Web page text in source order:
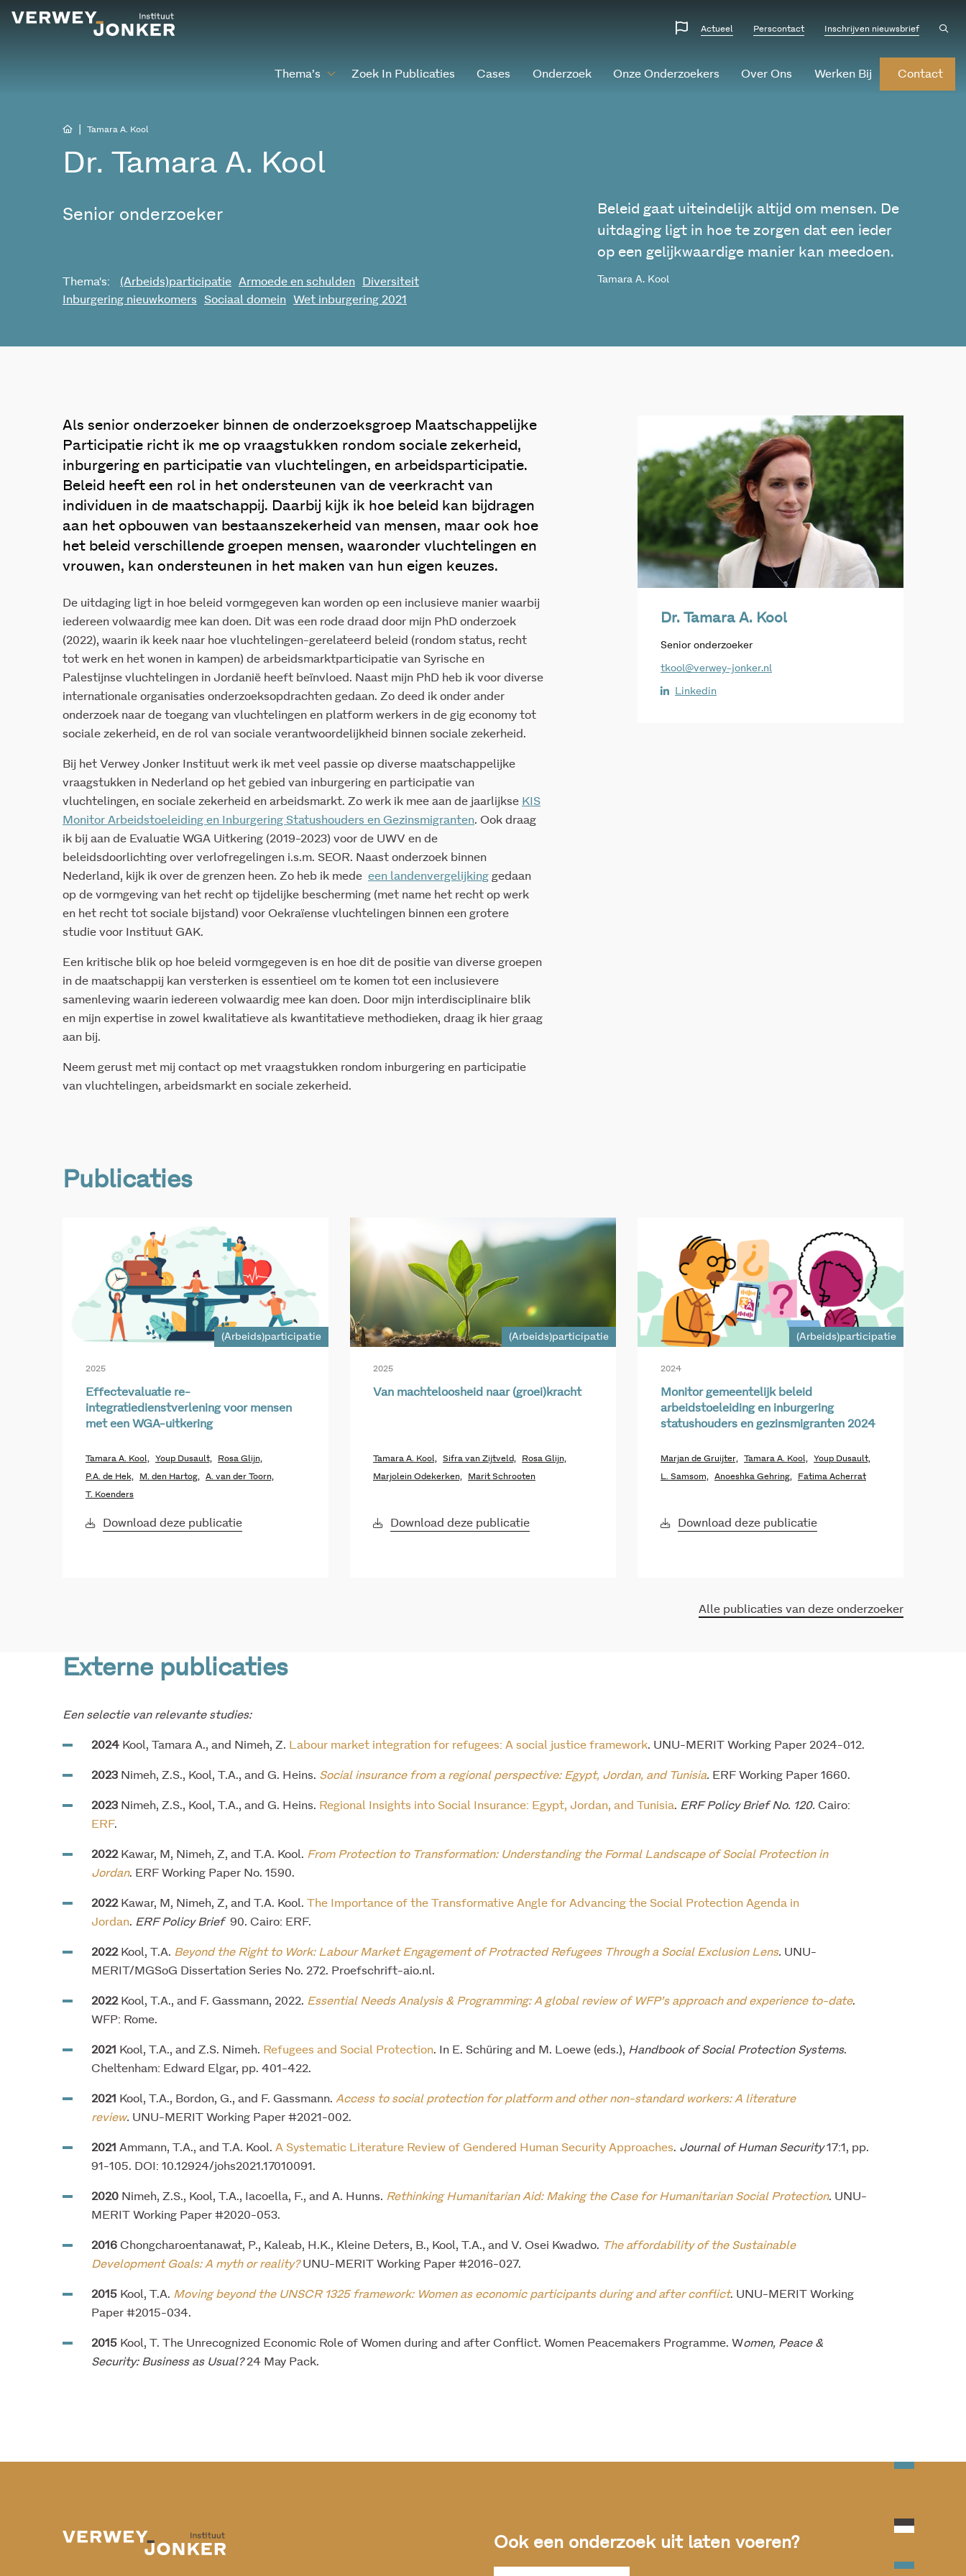
Website
Actueel Perscontact Inschrijven nieuwsbrief
Thema’s Zoek In Publicaties Cases Onderzoek Onze Onderzoekers Over Ons Werken Bij Contact
Tamara A. Kool
Dr. Tamara A. Kool
Senior onderzoeker
Thema's: (Arbeids)participatie Armoede en schulden
Diversiteit
Inburgering nieuwkomers
Sociaal domein Wet inburgering 2021
Beleid gaat uiteindelijk altijd om mensen. De
uitdaging ligt in hoe te zorgen dat een ieder
op een gelijkwaardige manier kan meedoen.
Tamara A. Kool
Als senior onderzoeker binnen de onderzoeksgroep Maatschappelijke
Participatie richt ik me op vraagstukken rondom sociale zekerheid,
inburgering en participatie van vluchtelingen, en arbeidsparticipatie.
Beleid heeft een rol in het ondersteunen van de veerkracht van
individuen in de maatschappij. Daarbij kijk ik hoe beleid kan bijdragen
aan het opbouwen van bestaanszekerheid van mensen, maar ook hoe
het beleid verschillende groepen mensen, waaronder vluchtelingen en
vrouwen, kan ondersteunen in het maken van hun eigen keuzes.
De uitdaging ligt in hoe beleid vormgegeven kan worden op een inclusieve manier waarbij
iedereen volwaardig mee kan doen. Dit was een rode draad door mijn PhD onderzoek
(2022), waarin ik keek naar hoe vluchtelingen-gerelateerd beleid (rondom status, recht
tot werk en het wonen in kampen) de arbeidsmarktparticipatie van Syrische en
Palestijnse vluchtelingen in Jordanië heeft beïnvloed. Naast mijn PhD heb ik voor diverse
internationale organisaties onderzoeksopdrachten gedaan. Zo deed ik onder ander
onderzoek naar de toegang van vluchtelingen en platform werkers in de gig economy tot
sociale zekerheid, en de rol van sociale verantwoordelijkheid binnen sociale zekerheid.
Bij het Verwey Jonker Instituut werk ik met veel passie op diverse maatschappelijke
vraagstukken in Nederland op het gebied van inburgering en participatie van
vluchtelingen, en sociale zekerheid en arbeidsmarkt. Zo werk ik mee aan de jaarlijkse KIS
Monitor Arbeidstoeleiding en Inburgering Statushouders en Gezinsmigranten. Ook draag
ik bij aan de Evaluatie WGA Uitkering (2019-2023) voor de UWV en de
beleidsdoorlichting over verlofregelingen i.s.m. SEOR. Naast onderzoek binnen
Nederland, kijk ik over de grenzen heen. Zo heb ik mede een landenvergelijking gedaan
op de vormgeving van het recht op tijdelijke bescherming (met name het recht op werk
en het recht tot sociale bijstand) voor Oekraïense vluchtelingen binnen een grotere
studie voor Instituut GAK.
Een kritische blik op hoe beleid vormgegeven is en hoe dit de positie van diverse groepen
in de maatschappij kan versterken is essentieel om te komen tot een inclusievere
samenleving waarin iedereen volwaardig mee kan doen. Door mijn interdisciplinaire blik
en mijn expertise in zowel kwalitatieve als kwantitatieve methodieken, draag ik hier graag
aan bij.
Neem gerust met mij contact op met vraagstukken rondom inburgering en participatie
van vluchtelingen, arbeidsmarkt en sociale zekerheid.
Dr. Tamara A. Kool
Senior onderzoeker
tkool@verwey-jonker.nl
Linkedin
Publicaties
(Arbeids)participatie
2025
Effectevaluatie re-
integratiedienstverlening voor mensen
met een WGA-uitkering
Tamara A. Kool, Youp Dusault, Rosa Glijn,
P.A. de Hek, M. den Hartog, A. van der Toorn,
T. Koenders
Download deze publicatie
(Arbeids)participatie
2025
Van machteloosheid naar (groei)kracht
Tamara A. Kool, Sifra van Zijtveld, Rosa Glijn,
Marjolein Odekerken, Marit Schrooten
Download deze publicatie
(Arbeids)participatie
2024
Monitor gemeentelijk beleid
arbeidstoeleiding en inburgering
statushouders en gezinsmigranten 2024
Marjan de Gruijter, Tamara A. Kool, Youp Dusault,
L. Samsom, Anoeshka Gehring, Fatima Acherrat
Download deze publicatie
Alle publicaties van deze onderzoeker
Externe publicaties
Een selectie van relevante studies:
2024 Kool, Tamara A., and Nimeh, Z. Labour market integration for refugees: A social justice framework. UNU-MERIT Working Paper 2024-012.
2023 Nimeh, Z.S., Kool, T.A., and G. Heins. Social insurance from a regional perspective: Egypt, Jordan, and Tunisia. ERF Working Paper 1660.
2023 Nimeh, Z.S., Kool, T.A., and G. Heins. Regional Insights into Social Insurance: Egypt, Jordan, and Tunisia. ERF Policy Brief No. 120. Cairo:
ERF.
2022Kawar, M, Nimeh, Z, and T.A. Kool. From Protection to Transformation: Understanding the Formal Landscape of Social Protection in
Jordan. ERF Working Paper No. 1590.
2022 Kawar, M, Nimeh, Z, and T.A. Kool. The Importance of the Transformative Angle for Advancing the Social Protection Agenda in
Jordan. ERF Policy Brief 90. Cairo: ERF.
2022Kool, T.A. Beyond the Right to Work: Labour Market Engagement of Protracted Refugees Through a Social Exclusion Lens. UNU-
MERIT/MGSoG Dissertation Series No. 272. Proefschrift-aio.nl.
2022Kool, T.A., and F. Gassmann, 2022. Essential Needs Analysis & Programming: A global review of WFP’s approach and experience to-date.
WFP: Rome.
2021 Kool, T.A., and Z.S. Nimeh. Refugees and Social Protection. In E. Schüring and M. Loewe (eds.), Handbook of Social Protection Systems.
Cheltenham: Edward Elgar, pp. 401-422.
2021 Kool, T.A., Bordon, G., and F. Gassmann. Access to social protection for platform and other non-standard workers: A literature
review. UNU-MERIT Working Paper #2021-002.
2021 Ammann, T.A., and T.A. Kool. A Systematic Literature Review of Gendered Human Security Approaches. Journal of Human Security17:1, pp.
91-105. DOI: 10.12924/johs2021.17010091.
2020 Nimeh, Z.S., Kool, T.A., Iacoella, F., and A. Hunns. Rethinking Humanitarian Aid: Making the Case for Humanitarian Social Protection. UNU-
MERIT Working Paper #2020-053.
2016 Chongcharoentanawat, P., Kaleab, H.K., Kleine Deters, B., Kool, T.A., and V. Osei Kwadwo. The affordability of the Sustainable
Development Goals: A myth or reality?UNU-MERIT Working Paper #2016-027.
2015 Kool, T.A. Moving beyond the UNSCR 1325 framework: Women as economic participants during and after conflict. UNU-MERIT Working
Paper #2015-034.
2015 Kool, T. The Unrecognized Economic Role of Women during and after Conflict. Women Peacemakers Programme. Women, Peace &
Security: Business as Usual?24 May Pack.
Ook een onderzoek uit laten voeren?